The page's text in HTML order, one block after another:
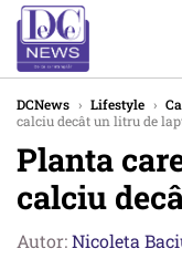
DCNews › Lifestyle ›
calciu decât un litru de
Planta
calciu
Autor:Nicoleta